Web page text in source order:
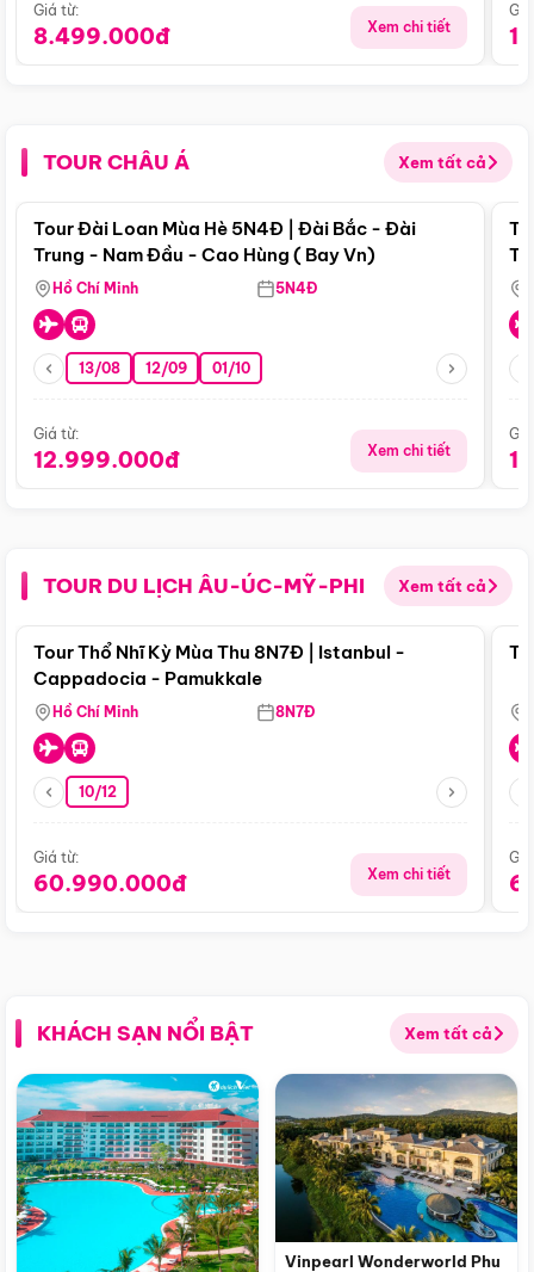
Giá từ:
8.499.000đ Xem chi tiết
TOUR CHÂU Á Xem tất cả
Điểm nổi bật
Tour Đài Loan Mùa Hè 5N4Đ | Đài Bắc - Đài
Trung - Nam Đầu - Cao Hùng ( Bay Vn)
Hồ Chí Minh 5N4Đ
13/08 12/09 01/10
Giá từ:
12.999.000đ Xem chi tiết
TOUR DU LỊCH ÂU-ÚC-MỸ-PHI Xem tất cả
Điểm nổi bật
Tour Thổ Nhĩ Kỳ Mùa Thu 8N7Đ | Istanbul -
Cappadocia - Pamukkale
Hồ Chí Minh 8N7Đ
10/12
Giá từ:
60.990.000đ Xem chi tiết
KHÁCH SẠN NỔI BẬT Xem tất cả
Vinpearl Wonderworld Phu